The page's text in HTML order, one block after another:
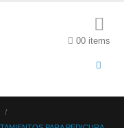
00 items